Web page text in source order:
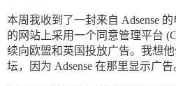
本周我收到了一封来自 Adsense
的网站上采用一个同意管理平台
续向欧盟和英国投放广告。我想
坛，因为 Adsense 在那里显示广告